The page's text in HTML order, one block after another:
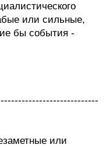
или сильные,
бы события -
или